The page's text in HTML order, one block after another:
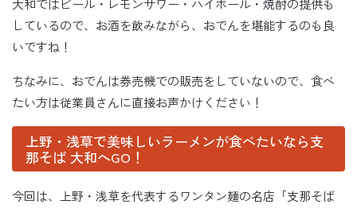
大和ではビール・レモンサワー・ハイボール・焼酎の提供も
しているので、お酒を飲みながら、おでんを堪能するのも良
いですね！
ちなみに、おでんは券売機での販売をしていないので、食べ
たい方は従業員さんに直接お声かけください！
上野・浅草で美味しいラーメンが食べたいなら支
那そば 大和へGO！
今回は、上野・浅草を代表するワンタン麺の名店「支那そば